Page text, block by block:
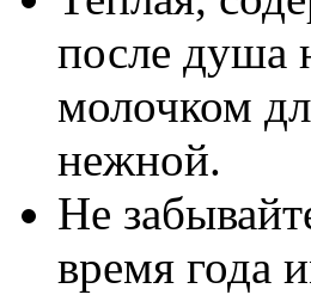
после душа
молочком
нежной.
Не
время года